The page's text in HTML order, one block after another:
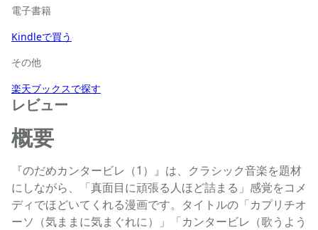
電子書籍
Kindleで買う
その他
楽天ブックスで探す
レビュー
概要
『のだめカンタービレ（1）』は、クラシック音楽を題材
にしながら、「真面目に頑張る人ほど詰まる」感覚をコメ
ディでほどいてくれる漫画です。タイトルの「カプリチオ
ーソ（気ままに気まぐれに）」「カンタービレ（歌うよう